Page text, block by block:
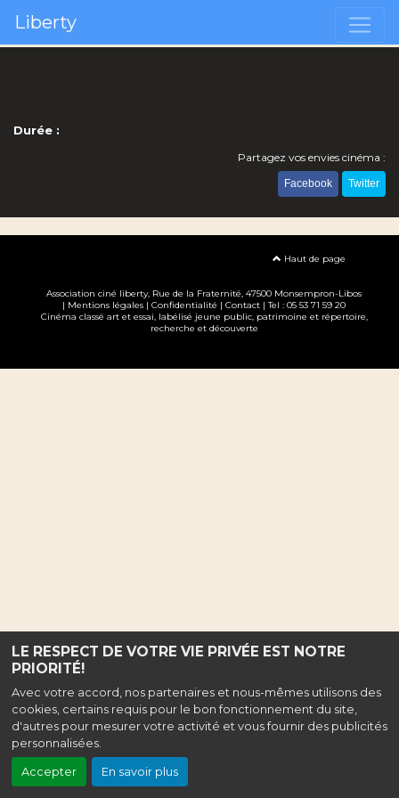
LE RESPECT DE VOTRE VIE PRIVÉE EST NOTRE
PRIORITÉ!
Avec votre accord, nos partenaires et nous-mêmes utilisons des
cookies, certains requis pour le bon fonctionnement du site,
d'autres pour mesurer votre activité et vous fournir des publicités
personnalisées.
Accepter En savoir plus
Liberty
Durée :
Partagez vos envies cinéma :
Facebook Twitter
Haut de page
Association ciné liberty, Rue de la Fraternité, 47500 Monsempron-Libos
| Mentions légales | Confidentialité | Contact | Tel : 05 53 71 59 20
Cinéma classé art et essai, labélisé jeune public, patrimoine et répertoire,
recherche et découverte